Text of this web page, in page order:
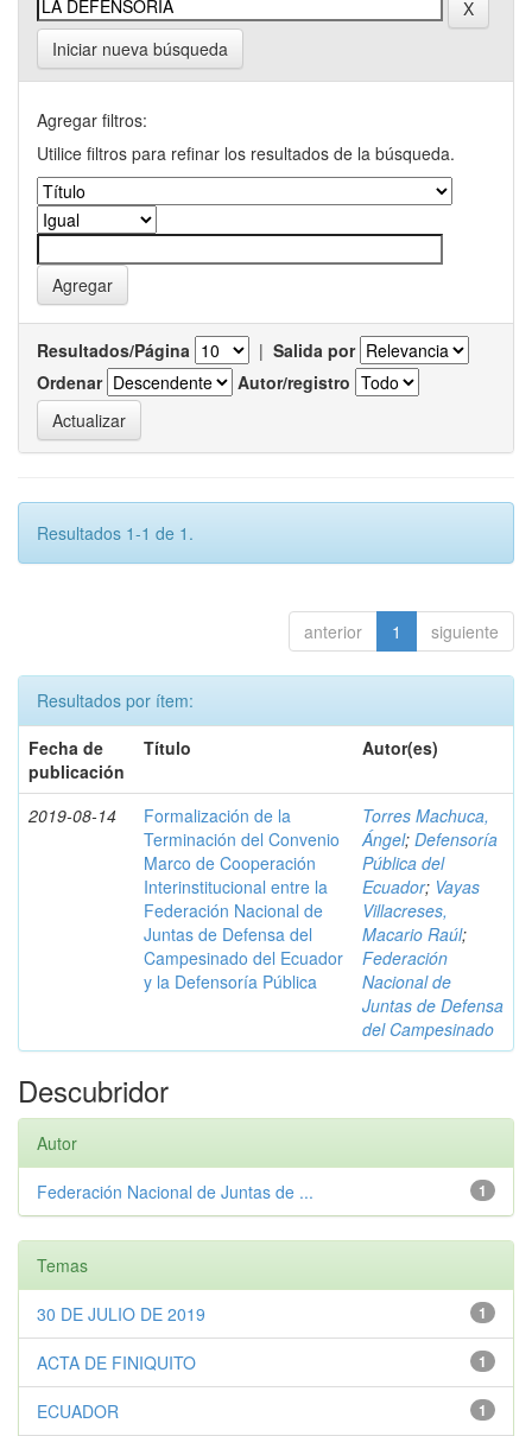
Iniciar nueva búsqueda
Agregar filtros:
Utilice filtros para refinar los resultados de la búsqueda.
Resultados/Página | Salida por
Ordenar
Autor/registro
Resultados 1-1 de 1.
anterior 1 siguiente
Resultados por ítem:
Fecha de
publicación
Título Autor(es)
2019-08-14
Formalización de la
Terminación del Convenio
Marco de Cooperación
Interinstitucional entre la
Federación Nacional de
Juntas de Defensa del
Campesinado del Ecuador
y la Defensoría Pública
Torres Machuca,
Ángel; Defensoría
Pública del
Ecuador; Vayas
Villacreses,
Macario Raúl;
Federación
Nacional de
Juntas de Defensa
del Campesinado
Descubridor
Autor
1
Federación Nacional de Juntas de ...
Temas
1
30 DE JULIO DE 2019
1
ACTA DE FINIQUITO
1
ECUADOR